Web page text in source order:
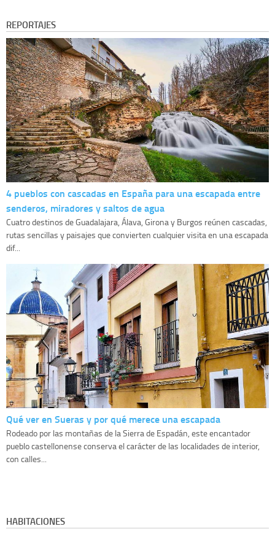
REPORTAJES
4 pueblos con cascadas en España para una escapada entre
senderos, miradores y saltos de agua
Cuatro destinos de Guadalajara, Álava, Girona y Burgos reúnen cascadas,
rutas sencillas y paisajes que convierten cualquier visita en una escapada
dif...
Qué ver en Sueras y por qué merece una escapada
Rodeado por las montañas de la Sierra de Espadán, este encantador
pueblo castellonense conserva el carácter de las localidades de interior,
con calles...
HABITACIONES